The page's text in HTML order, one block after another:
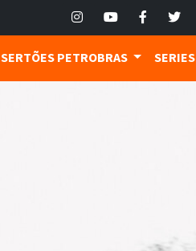
SERTÕES PETROBRAS SERIES